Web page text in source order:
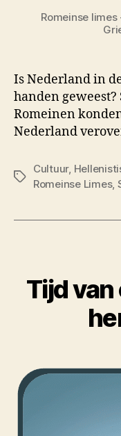
Romeinse
Is Nederland in
handen
Romeinen
Nederland
Tags
Cultuur,
Romeinse Limes,
Tijd